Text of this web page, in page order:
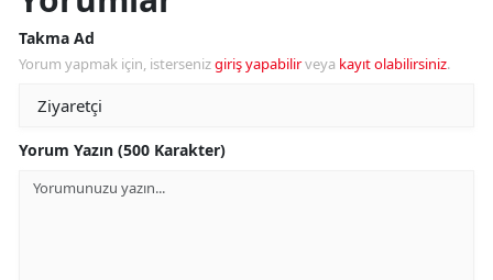
Takma Ad
Yorum yapmak için, istersenizgiriş yapabilirveya kayıt olabilirsiniz.
Yorum Yazın (500 Karakter)